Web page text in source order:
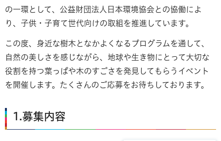
の一環として、公益財団法人日本環境協会との協働によ
り、子供・子育て世代向けの取組を推進しています。
この度、身近な樹木となかよくなるプログラムを通して、
自然の美しさを感じながら、地球や生き物にとって大切な
役割を持つ葉っぱや木のすごさを発見してもらうイベント
を開催します。たくさんのご応募をお待ちしております。
1.募集内容